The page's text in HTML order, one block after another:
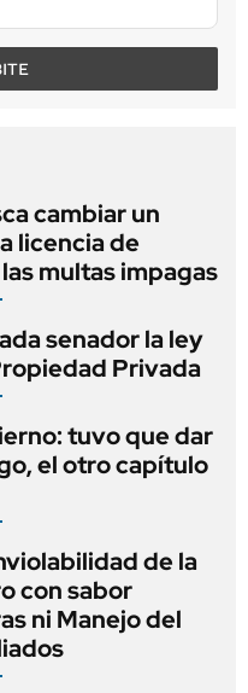
cambiar un
licencia de
multas impagas
senador la ley
Privada
tuvo que dar
el otro capítulo
de la
con sabor
ni Manejo del